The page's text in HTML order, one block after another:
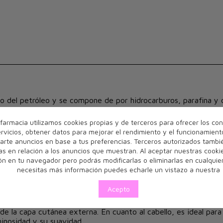
del petróleo y se compone de por hidrocarburos, parafina y
campo cosmético. Es una sustancia hidrófoba que no se
y aliviar el dolor ocasionado por las rozaduras. Puede
opción para calmar inflamaciones cutáneas y puede
cosméticos, atenúa el acné y las arrugas, y tonifica
reforzantes, que favorecen el crecimiento y el
pura Acofarm y permitir que la absorban por
la capa cutánea externa. En cuanto al cabello, es ideal
y su suavidad.
utilizamos cookies propias y de terceros para ofrecer los
obtener datos para mejorar el rendimiento y el
anuncios en base a tus preferencias. Terceros autorizados
en relación a los anuncios que muestran. Al aceptar nuestras
en tu navegador pero podrás modificarlas o eliminarlas en
necesitas más información puedes echarle un vistazo a nuestra
Acepto